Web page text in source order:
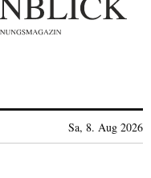
Sa, 8. Aug 2026